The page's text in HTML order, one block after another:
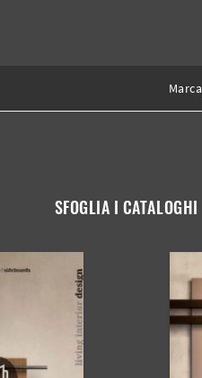
Marca
SFOGLIA I CATALOGHI